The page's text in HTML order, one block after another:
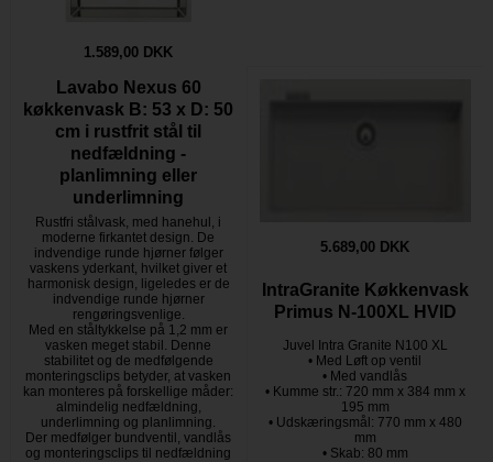
1.589,00 DKK
Lavabo Nexus 60
køkkenvask B: 53 x D: 50
cm i rustfrit stål til
nedfældning -
planlimning eller
underlimning
Rustfri stålvask, med hanehul, i
moderne firkantet design. De
indvendige runde hjørner følger
vaskens yderkant, hvilket giver et
harmonisk design, ligeledes er de
indvendige runde hjørner
rengøringsvenlige.
Med en ståltykkelse på 1,2 mm er
vasken meget stabil. Denne
stabilitet og de medfølgende
monteringsclips betyder, at vasken
kan monteres på forskellige måder:
almindelig nedfældning,
underlimning og planlimning.
Der medfølger bundventil, vandlås
og monteringsclips til nedfældning
5.689,00 DKK
IntraGranite Køkkenvask
Primus N-100XL HVID
Juvel Intra Granite N100 XL
• Med Løft op ventil
• Med vandlås
• Kumme str.: 720 mm x 384 mm x
195 mm
• Udskæringsmål: 770 mm x 480
mm
• Skab: 80 mm